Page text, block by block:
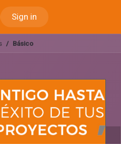
Sign in
Básico